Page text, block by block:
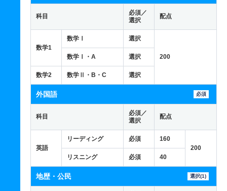
科目
必須／
選択
配点
数学1
数学Ⅰ 選択
200
数学Ⅰ・A 選択
数学2 数学Ⅱ・B・C 選択
外国語 必須
科目
必須／
選択
配点
英語
リーディング 必須
160
200
リスニング
必須 40
地歴・公民 選択(1)